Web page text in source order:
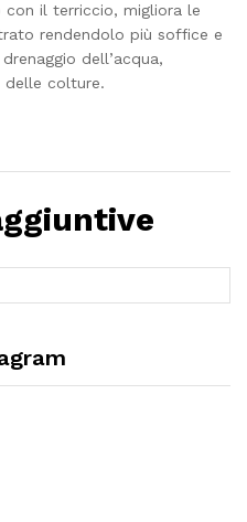
il terriccio, migliora le
rendendolo più soffice e
dell’acqua,
delle colture.